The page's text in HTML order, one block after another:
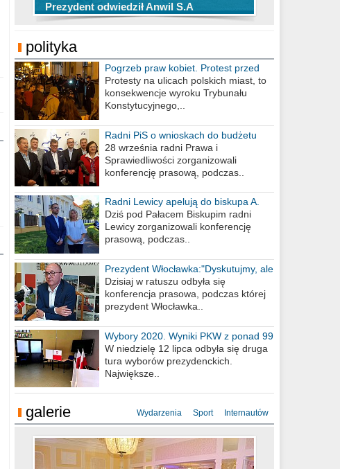
Prezydent odwiedził Anwil S.A
w EBL w sezonie 2019/2020
w sezonie 2019/2020
polityka
Pogrzeb praw kobiet. Protest przed
biurem poselskim PiS
Protesty na ulicach polskich miast, to
konsekwencje wyroku Trybunału
Konstytucyjnego,..
Radni PiS o wnioskach do budżetu
miasta na 2021 rok
28 września radni Prawa i
Sprawiedliwości zorganizowali
konferencję prasową, podczas..
Radni Lewicy apelują do biskupa A.
Wiesława Meringa
Dziś pod Pałacem Biskupim radni
Lewicy zorganizowali konferencję
prasową, podczas..
Prezydent Włocławka:"Dyskutujmy, ale
nie obrażajmy się”
Dzisiaj w ratuszu odbyła się
konferencja prasowa, podczas której
prezydent Włocławka..
Wybory 2020. Wyniki PKW z ponad 99
procent obwodów
W niedzielę 12 lipca odbyła się druga
tura wyborów prezydenckich.
Największe..
galerie Wydarzenia Sport Internautów
Studniówka Kopernik 2019.01.11
Studniówka LMK 2019.01.05
Studniówka ZS Ekonomicznych
2019.01.05